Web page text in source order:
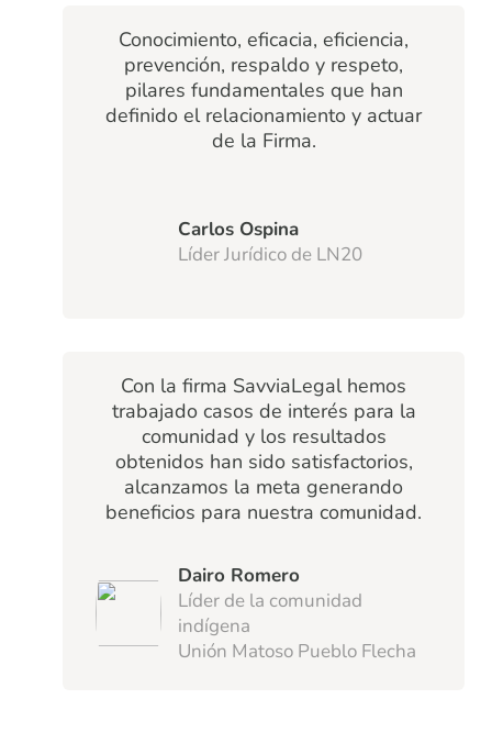
Conocimiento, eficacia, eficiencia,
prevención, respaldo y respeto,
pilares fundamentales que han
definido el relacionamiento y actuar
de la Firma.
Carlos Ospina
Líder Jurídico de LN20
Con la firma SavviaLegal hemos
trabajado casos de interés para la
comunidad y los resultados
obtenidos han sido satisfactorios,
alcanzamos la meta generando
beneficios para nuestra comunidad.
Dairo Romero
Líder de la comunidad
indígena
Unión Matoso Pueblo Flecha